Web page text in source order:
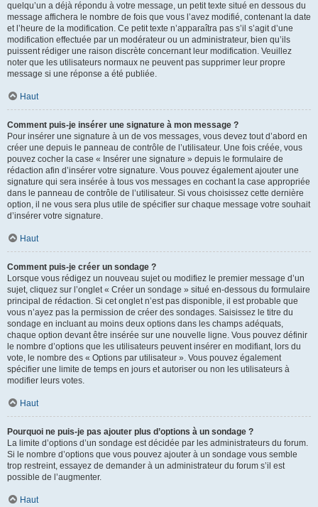
quelqu’un a déjà répondu à votre message, un petit texte situé en dessous du
message affichera le nombre de fois que vous l’avez modifié, contenant la date
et l’heure de la modification. Ce petit texte n’apparaîtra pas s’il s’agit d’une
modification effectuée par un modérateur ou un administrateur, bien qu’ils
puissent rédiger une raison discrète concernant leur modification. Veuillez
noter que les utilisateurs normaux ne peuvent pas supprimer leur propre
message si une réponse a été publiée.
Haut
Comment puis-je insérer une signature à mon message ?
Pour insérer une signature à un de vos messages, vous devez tout d’abord en
créer une depuis le panneau de contrôle de l’utilisateur. Une fois créée, vous
pouvez cocher la case « Insérer une signature » depuis le formulaire de
rédaction afin d’insérer votre signature. Vous pouvez également ajouter une
signature qui sera insérée à tous vos messages en cochant la case appropriée
dans le panneau de contrôle de l’utilisateur. Si vous choisissez cette dernière
option, il ne vous sera plus utile de spécifier sur chaque message votre souhait
d’insérer votre signature.
Haut
Comment puis-je créer un sondage ?
Lorsque vous rédigez un nouveau sujet ou modifiez le premier message d’un
sujet, cliquez sur l’onglet « Créer un sondage » situé en-dessous du formulaire
principal de rédaction. Si cet onglet n’est pas disponible, il est probable que
vous n’ayez pas la permission de créer des sondages. Saisissez le titre du
sondage en incluant au moins deux options dans les champs adéquats,
chaque option devant être insérée sur une nouvelle ligne. Vous pouvez définir
le nombre d’options que les utilisateurs peuvent insérer en modifiant, lors du
vote, le nombre des « Options par utilisateur ». Vous pouvez également
spécifier une limite de temps en jours et autoriser ou non les utilisateurs à
modifier leurs votes.
Haut
Pourquoi ne puis-je pas ajouter plus d’options à un sondage ?
La limite d’options d’un sondage est décidée par les administrateurs du forum.
Si le nombre d’options que vous pouvez ajouter à un sondage vous semble
trop restreint, essayez de demander à un administrateur du forum s’il est
possible de l’augmenter.
Haut